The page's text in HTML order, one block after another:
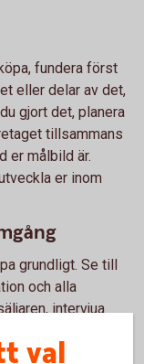
fundera först
eller delar av det,
gjort det, planera
tillsammans
er målbild är.
er inom
grundligt. Se till
och alla
intervjua
val